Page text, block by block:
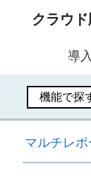
クラウ
導入
機能で探
マルチレポ